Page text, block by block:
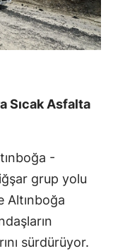
Sıcak Asfalta
-
grup yolu
Altınboğa
sürdürüyor.